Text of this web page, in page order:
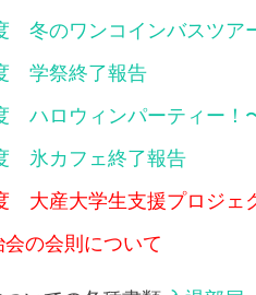
冬のワンコインバスツア
学祭終了報告
ハロウィンパーティー！
氷カフェ終了報告
大産大学生支援プロジェ
の会則について